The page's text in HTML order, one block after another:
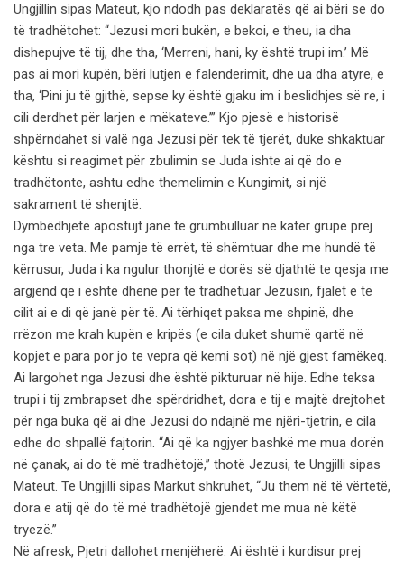
Ungjillin sipas Mateut, kjo ndodh pas deklaratës që ai bëri se do
të tradhëtohet: “Jezusi mori bukën, e bekoi, e theu, ia dha
dishepujve të tij, dhe tha, ‘Merreni, hani, ky është trupi im.’ Më
pas ai mori kupën, bëri lutjen e falenderimit, dhe ua dha atyre, e
tha, ‘Pini ju të gjithë, sepse ky është gjaku im i beslidhjes së re, i
cili derdhet për larjen e mëkateve.’” Kjo pjesë e historisë
shpërndahet si valë nga Jezusi për tek të tjerët, duke shkaktuar
kështu si reagimet për zbulimin se Juda ishte ai që do e
tradhëtonte, ashtu edhe themelimin e Kungimit, si një
sakrament të shenjtë.
Dymbëdhjetë apostujt janë të grumbulluar në katër grupe prej
nga tre veta. Me pamje të errët, të shëmtuar dhe me hundë të
kërrusur, Juda i ka ngulur thonjtë e dorës së djathtë te qesja me
argjend që i është dhënë për të tradhëtuar Jezusin, fjalët e të
cilit ai e di që janë për të. Ai tërhiqet paksa me shpinë, dhe
rrëzon me krah kupën e kripës (e cila duket shumë qartë në
kopjet e para por jo te vepra që kemi sot) në një gjest famëkeq.
Ai largohet nga Jezusi dhe është pikturuar në hije. Edhe teksa
trupi i tij zmbrapset dhe spërdridhet, dora e tij e majtë drejtohet
për nga buka që ai dhe Jezusi do ndajnë me njëri-tjetrin, e cila
edhe do shpallë fajtorin. “Ai që ka ngjyer bashkë me mua dorën
në çanak, ai do të më tradhëtojë,” thotë Jezusi, te Ungjilli sipas
Mateut. Te Ungjilli sipas Markut shkruhet, “Ju them në të vërtetë,
dora e atij që do të më tradhëtojë gjendet me mua në këtë
tryezë.”
Në afresk, Pjetri dallohet menjëherë. Ai është i kurdisur prej